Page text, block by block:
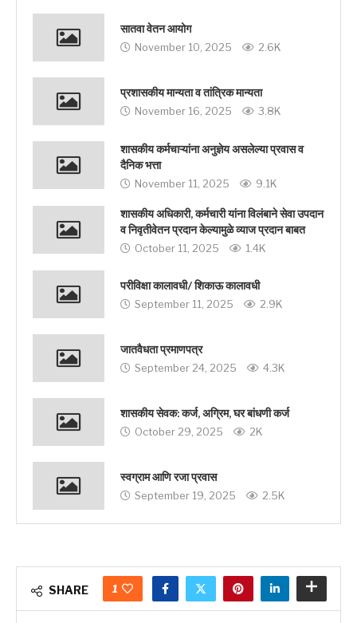
सातवा वेतन आयोग
November 10, 2025 2.6K
प्रशासकीय मान्यता व तांत्रिक मान्यता
November 16, 2025 3.8K
शासकीय कर्मचाऱ्यांना अनुज्ञेय असलेल्या प्रवास व
दैनिक भत्ता
November 11, 2025 9.1K
शासकीय अधिकारी, कर्मचारी यांना विलंबाने सेवा उपदान
व निवृतीवेतन प्रदान केल्यामुळे व्याज प्रदान बाबत
October 11, 2025 1.4K
परीविक्षा कालावधी/ शिकाऊ कालावधी
September 11, 2025 2.9K
जातवैधता प्रमाणपत्र
September 24, 2025 4.3K
शासकीय सेवक: कर्ज, अग्रिम, घर बांधणी कर्ज
October 29, 2025 2K
स्वग्राम आणि रजा प्रवास
September 19, 2025 2.5K
SHARE 1